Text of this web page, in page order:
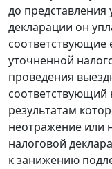
до
декларации он
соответствующие
уточненной
проведения
соответствующий
результатам
неотражение или
налоговой
к занижению